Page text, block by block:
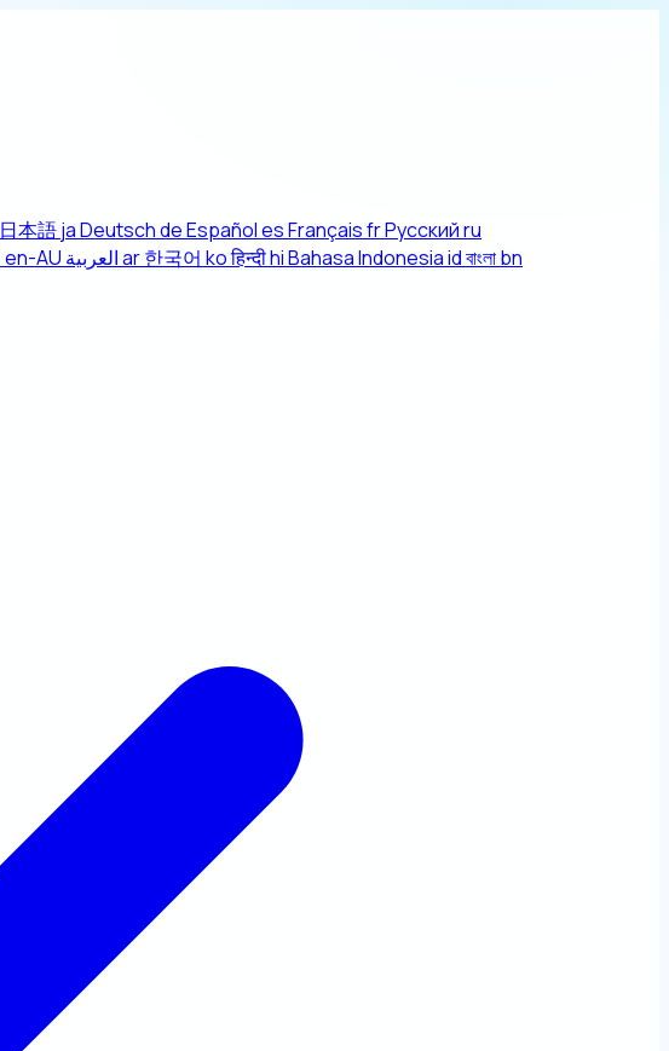
日本語jaDeutschdeEspañolesFrançaisfrРусскийru
en-AU العربيةar한국어 koहिन्दीhiBahasa Indonesiaidবাংলাbn